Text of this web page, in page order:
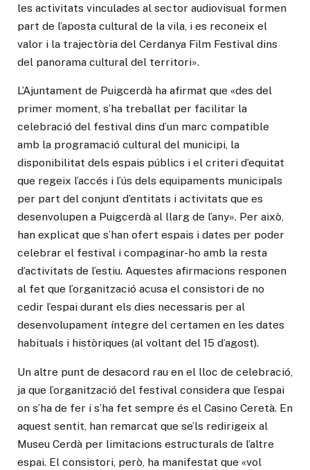
les activitats vinculades al sector audiovisual formen
part de l’aposta cultural de la vila, i es reconeix el
valor i la trajectòria del Cerdanya Film Festival dins
del panorama cultural del territori».
L’Ajuntament de Puigcerdà ha afirmat que «des del
primer moment, s’ha treballat per facilitar la
celebració del festival dins d’un marc compatible
amb la programació cultural del municipi, la
disponibilitat dels espais públics i el criteri d’equitat
que regeix l’accés i l’ús dels equipaments municipals
per part del conjunt d’entitats i activitats que es
desenvolupen a Puigcerdà al llarg de l’any». Per això,
han explicat que s’han ofert espais i dates per poder
celebrar el festival i compaginar-ho amb la resta
d’activitats de l’estiu. Aquestes afirmacions responen
al fet que l’organització acusa el consistori de no
cedir l’espai durant els dies necessaris per al
desenvolupament íntegre del certamen en les dates
habituals i històriques (al voltant del 15 d’agost).
Un altre punt de desacord rau en el lloc de celebració,
ja que l’organització del festival considera que l’espai
on s’ha de fer i s’ha fet sempre és el Casino Ceretà. En
aquest sentit, han remarcat que se’ls redirigeix al
Museu Cerdà per limitacions estructurals de l’altre
espai. El consistori, però, ha manifestat que «vol